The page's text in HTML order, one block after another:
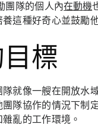
團隊的個人內在動機
這種好奇心並鼓勵
標
就像一艘在開放水
隊協作的情況下制
亂的工作環境。